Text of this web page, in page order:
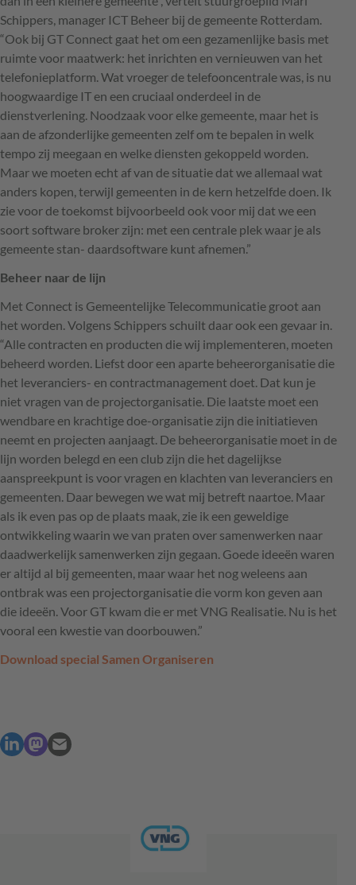
Schippers, manager ICT Beheer bij de gemeente Rotterdam.
“Ook bij GT Connect gaat het om een gezamenlijke basis met
ruimte voor maatwerk: het inrichten en vernieuwen van het
telefonieplatform. Wat vroeger de telefooncentrale was, is nu
hoogwaardige IT en een cruciaal onderdeel in de
dienstverlening. Noodzaak voor elke gemeente, maar het is
aan de afzonderlijke gemeenten zelf om te bepalen in welk
tempo zij meegaan en welke diensten gekoppeld worden.
Maar we moeten echt af van de situatie dat we allemaal wat
anders kopen, terwijl gemeenten in de kern hetzelfde doen. Ik
zie voor de toekomst bijvoorbeeld ook voor mij dat we een
soort software broker zijn: met een centrale plek waar je als
gemeente stan- daardsoftware kunt afnemen.”
Beheer naar de lijn
Met Connect is Gemeentelijke Telecommunicatie groot aan
het worden. Volgens Schippers schuilt daar ook een gevaar in.
“Alle contracten en producten die wij implementeren, moeten
beheerd worden. Liefst door een aparte beheerorganisatie die
het leveranciers- en contractmanagement doet. Dat kun je
niet vragen van de projectorganisatie. Die laatste moet een
wendbare en krachtige doe-organisatie zijn die initiatieven
neemt en projecten aanjaagt. De beheerorganisatie moet in de
lijn worden belegd en een club zijn die het dagelijkse
aanspreekpunt is voor vragen en klachten van leveranciers en
gemeenten. Daar bewegen we wat mij betreft naartoe. Maar
als ik even pas op de plaats maak, zie ik een geweldige
ontwikkeling waarin we van praten over samenwerken naar
daadwerkelijk samenwerken zijn gegaan. Goede ideeën waren
er altijd al bij gemeenten, maar waar het nog weleens aan
ontbrak was een projectorganisatie die vorm kon geven aan
die ideeën. Voor GT kwam die er met VNG Realisatie. Nu is het
vooral een kwestie van doorbouwen.”
Download special Samen Organiseren